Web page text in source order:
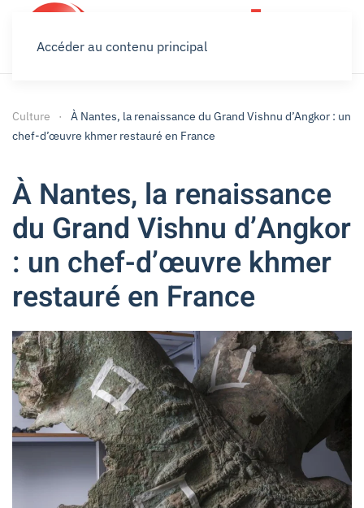
Accéder au contenu principal
Culture
À Nantes, la renaissance du Grand Vishnu d’Angkor : un
chef-d’œuvre khmer restauré en France
À Nantes, la renaissance
du Grand Vishnu d’Angkor
: un chef-d’œuvre khmer
restauré en France